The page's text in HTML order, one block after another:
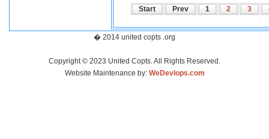
Start Prev 1 2 3
� 2014 united copts .org
Copyright © 2023 United Copts. All Rights Reserved.
Website Maintenance by: WeDevlops.com